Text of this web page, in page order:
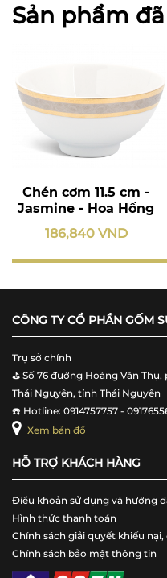
Sản phẩm
Chén cơm 11.5 cm -
Jasmine - Hoa Hồng
186,840 VND
CÔNG TY CỔ PHẦN GỐM
Trụ sở chính
⛳️ Số 76 đường Hoàng Văn
Thái Nguyên, tỉnh Thái Nguyên
☎️ Hotline: 0914757757 -
Xem bản đồ
HỖ TRỢ KHÁCH HÀNG
Điều khoản sử dụng và hướng
Hình thức thanh toán
Chính sách giải quyết khiếu nại,
Chính sách bảo mật thông tin